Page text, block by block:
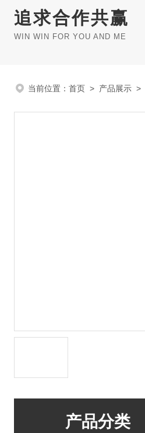
追求合作共赢
WIN WIN FOR YOU AND ME
当前位置： 首页 > 产品展示 >
产品分类